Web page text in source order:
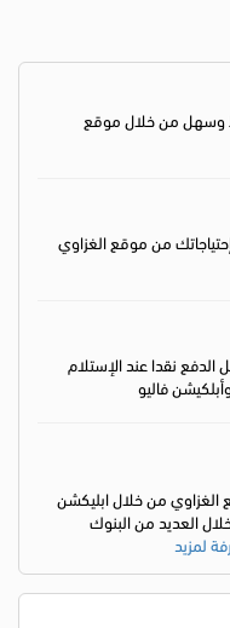
وسهل من خلال موقع
من موقع الغزاوي
نقدا عند الإستلام
فاليو
من خلال ابليكشن
العديد من البنوك
لمزيد